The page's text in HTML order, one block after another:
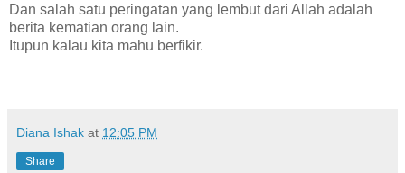
Dan salah satu peringatan yang lembut dari Allah adalah
berita kematian orang lain.
Itupun kalau kita mahu berfikir.
Diana Ishak at 12:05 PM
Share